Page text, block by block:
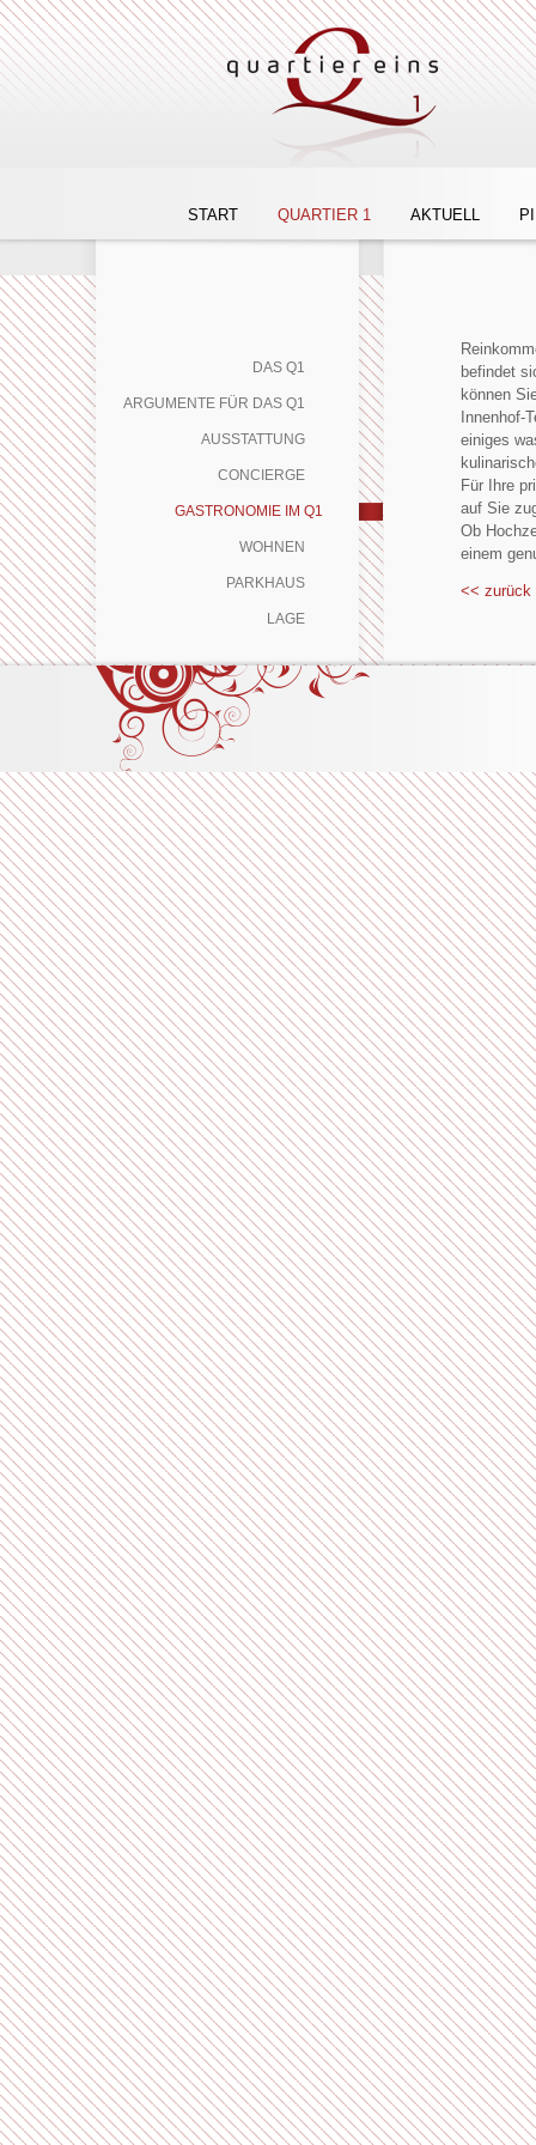
START QUARTIER 1 AKTUELL
DAS Q1
ARGUMENTE FÜR DAS Q1
AUSSTATTUNG
CONCIERGE
GASTRONOMIE IM Q1
WOHNEN
PARKHAUS
LAGE
befindet
können
Innenhof-
einiges
Für Ihre
auf Sie
Ob
einem
<< zurück